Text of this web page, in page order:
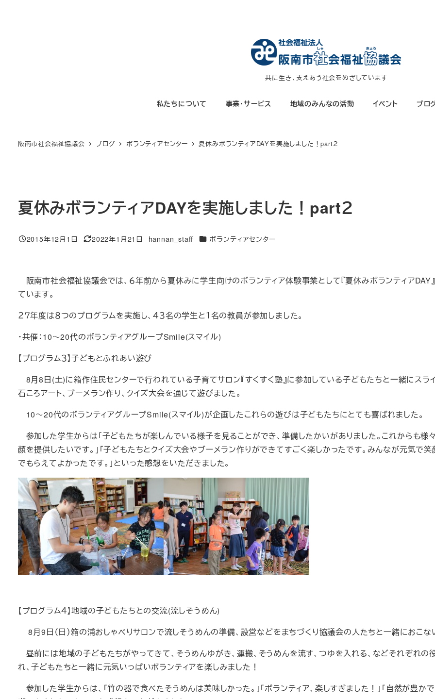
共に生き、支えあう社会をめざしています
私たちについて 事業・サービス 地域のみんなの活動 イベント ブロ
阪南市社会福祉協議会 ブログ ボランティアセンター 夏休みボランティアDAYを実施しました！part２
夏休みボランティアDAYを実施しました！part２
投稿日
2015年12月1日
更新日
2022年1月21日
著
hannan_staff カテゴリー
ボランティアセンター
阪南市社会福祉協議会では、６年前から夏休みに学生向けのボランティア体験事業として『夏休みボランティアDAY
ています。
２７年度は８つのプログラムを実施し、４３名の学生と１名の教員が参加しました。
・共催：10～20代のボランティアグループSmile(スマイル)
【プログラム３】子どもとふれあい遊び
8月8日(土)に箱作住民センターで行われている子育てサロン『すくすく塾』に参加している子どもたちと一緒にスラ
石ころアート、ブーメラン作り、クイズ大会を通じて遊びました。
10～20代のボランティアグループSmile(スマイル)が企画したこれらの遊びは子どもたちにとても喜ばれました。
参加した学生からは「子どもたちが楽しんでいる様子を見ることができ、準備したかいがありました。これからも様
顔を提供したいです。」「子どもたちとクイズ大会やブーメラン作りができてすごく楽しかったです。みんなが元気で
でもらえてよかったです。」といった感想をいただきました。
【プログラム４】地域の子どもたちとの交流(流しそうめん)
8月9日（日）箱の浦おしゃべりサロンで流しそうめんの準備、設営などをまちづくり協議会の人たちと一緒におこな
昼前には地域の子どもたちがやってきて、そうめんゆがき、運搬、そうめんを流す、つゆを入れる、などそれぞれの
れ、子どもたちと一緒に元気いっぱいボランティアを楽しみました！
参加した学生からは、「竹の器で食べたそうめんは美味しかった。」「ボランティア、楽しすぎました！」「自然が豊か